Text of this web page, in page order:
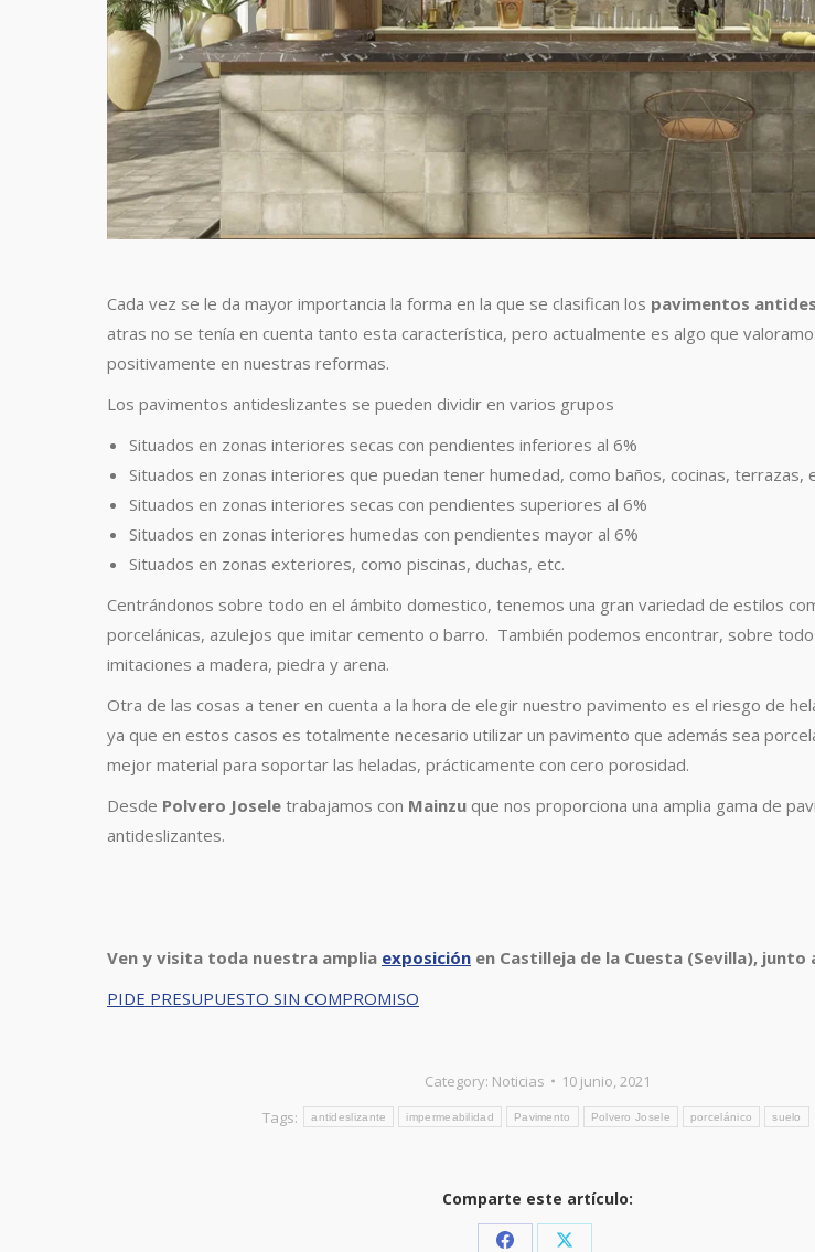
Cada vez se le da mayor importancia la forma en la que se clasifican los pavimentos
atras no se tenía en cuenta tanto esta característica, pero actualmente es algo que
positivamente en nuestras reformas.
Los pavimentos antideslizantes se pueden dividir en varios grupos
Situados en zonas interiores secas con pendientes inferiores al 6%
Situados en zonas interiores que puedan tener humedad, como baños, cocinas, terrazas,
Situados en zonas interiores secas con pendientes superiores al 6%
Situados en zonas interiores humedas con pendientes mayor al 6%
Situados en zonas exteriores, como piscinas, duchas, etc.
Centrándonos sobre todo en el ámbito domestico, tenemos una gran variedad de estilos
porcelánicas, azulejos que imitar cemento o barro. También podemos encontrar, sobre
imitaciones a madera, piedra y arena.
Otra de las cosas a tener en cuenta a la hora de elegir nuestro pavimento es el riesgo de
ya que en estos casos es totalmente necesario utilizar un pavimento que además sea
mejor material para soportar las heladas, prácticamente con cero porosidad.
Desde Polvero Josele trabajamos con Mainzu que nos proporciona una amplia gama de
antideslizantes.
Ven y visita toda nuestra amplia exposición en Castilleja de la Cuesta (Sevilla), junto
PIDE PRESUPUESTO SIN COMPROMISO
Category: Noticias
10 junio, 2021
Tags:
antideslizante impermeabilidad Pavimento Polvero Josele porcelánico suelo
Comparte este artículo: